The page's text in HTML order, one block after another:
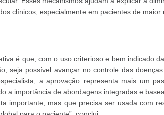
clínicos, especialmente em pacientes de maior
é que, com o uso criterioso e bem indicado
seja possível avançar no controle das
a aprovação representa mais um
a importância de abordagens integradas e
importante, mas que precisa ser usada com